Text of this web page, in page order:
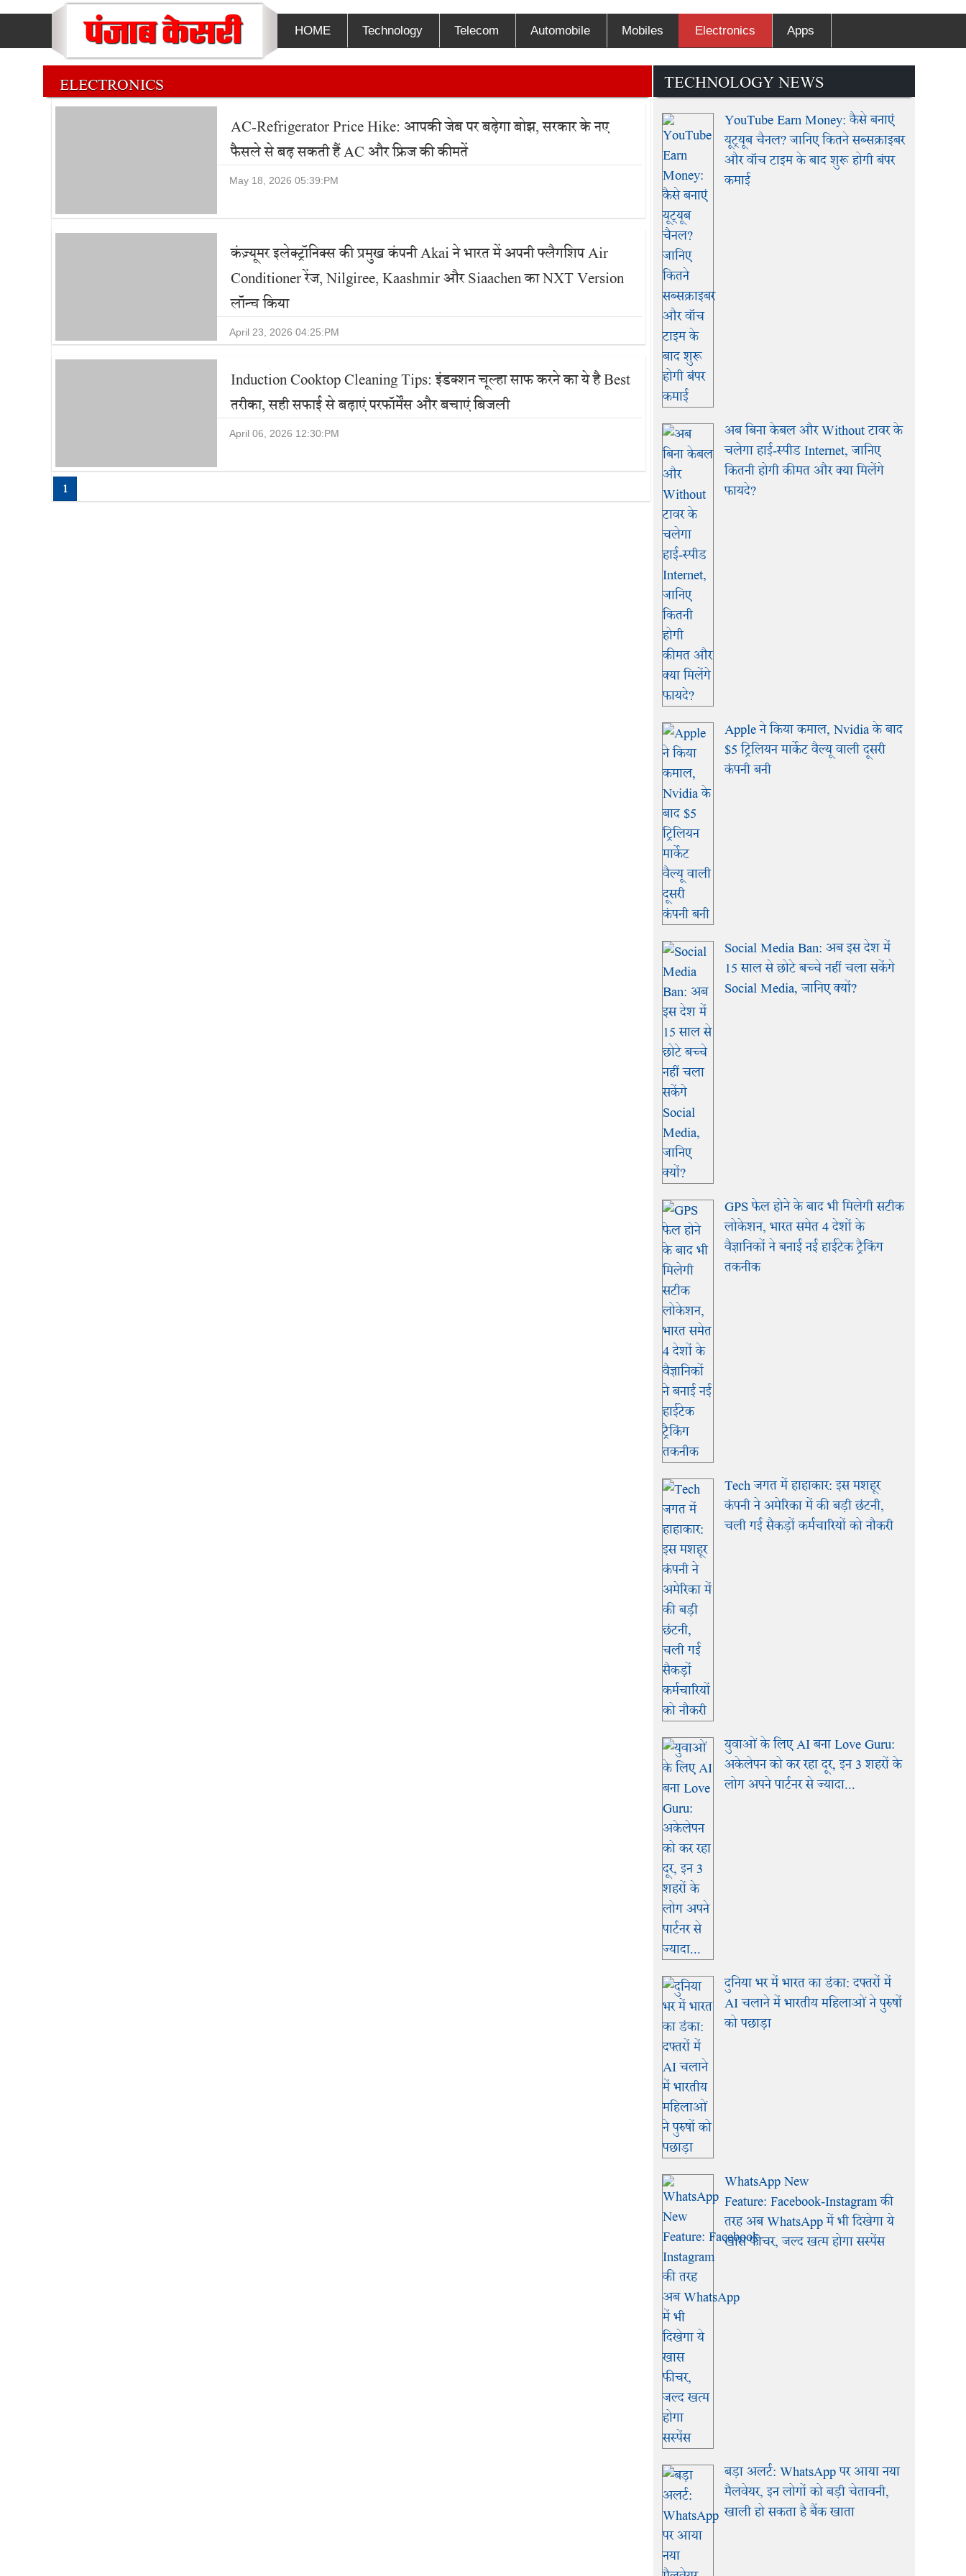
HOME Technology Telecom Automobile Mobiles Electronics Apps
ELECTRONICS
AC-Refrigerator Price Hike: आपकी जेब पर बढ़ेगा बोझ, सरकार के नए
फैसले से बढ़ सकती हैं AC और फ्रिज की कीमतें
May 18, 2026 05:39:PM
कंज़्यूमर इलेक्ट्रॉनिक्स की प्रमुख कंपनी Akai ने भारत में अपनी फ्लैगशिप Air
Conditioner रेंज, Nilgiree, Kaashmir और Siaachen का NXT Version
लॉन्च किया
April 23, 2026 04:25:PM
Induction Cooktop Cleaning Tips: इंडक्शन चूल्हा साफ करने का ये है Best
तरीका, सही सफाई से बढ़ाएं परफॉर्मेंस और बचाएं बिजली
April 06, 2026 12:30:PM
1
TECHNOLOGY NEWS
YouTube Earn Money: कैसे बनाएं
यूट्यूब चैनल? जानिए कितने सब्सक्राइबर
और वॉच टाइम के बाद शुरू होगी बंपर
कमाई
अब बिना केबल और Without टावर के
चलेगा हाई-स्पीड Internet, जानिए
कितनी होगी कीमत और क्या मिलेंगे
फायदे?
Apple ने किया कमाल, Nvidia के बाद
$5 ट्रिलियन मार्केट वैल्यू वाली दूसरी
कंपनी बनी
Social Media Ban: अब इस देश में
15 साल से छोटे बच्चे नहीं चला सकेंगे
Social Media, जानिए क्यों?
GPS फेल होने के बाद भी मिलेगी सटीक
लोकेशन, भारत समेत 4 देशों के
वैज्ञानिकों ने बनाई नई हाईटेक ट्रैकिंग
तकनीक
Tech जगत में हाहाकार: इस मशहूर
कंपनी ने अमेरिका में की बड़ी छंटनी,
चली गई सैकड़ों कर्मचारियों को नौकरी
युवाओं के लिए AI बना Love Guru:
अकेलेपन को कर रहा दूर, इन 3 शहरों के
लोग अपने पार्टनर से ज्यादा...
दुनिया भर में भारत का डंका: दफ्तरों में
AI चलाने में भारतीय महिलाओं ने पुरुषों
को पछाड़ा
WhatsApp New
Feature: Facebook-Instagram की
तरह अब WhatsApp में भी दिखेगा ये
खास फीचर, जल्द खत्म होगा सस्पेंस
बड़ा अलर्ट: WhatsApp पर आया नया
मैलवेयर, इन लोगों को बड़ी चेतावनी,
खाली हो सकता है बैंक खाता